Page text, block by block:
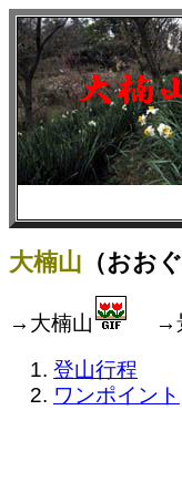
大楠山 （おお
→大楠山 →
登山行程
ワンポイント